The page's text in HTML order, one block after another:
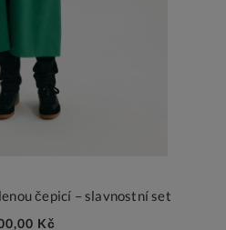
čepicí – slavnostní set
Kč